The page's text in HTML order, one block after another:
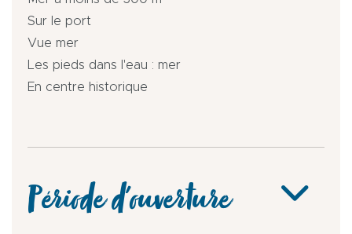
Sur le port
Vue mer
Les pieds dans l'eau : mer
En centre historique
Période d'ouverture